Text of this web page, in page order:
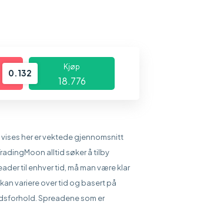
0.132
Kjøp
18.776
her er vektede gjennomsnitt
alltid søker å tilby
til enhver tid, må man være klar
variere over tid og basert på
Spreadene som er